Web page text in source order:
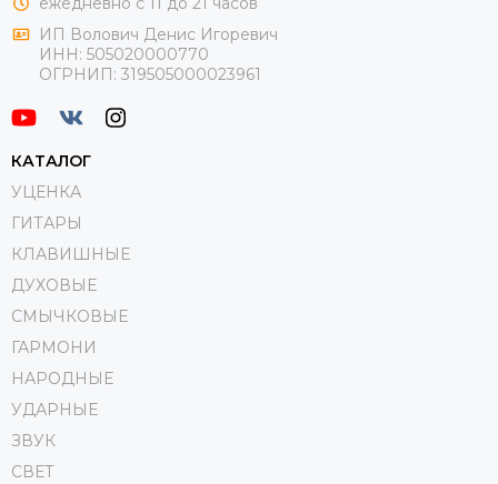
ИП Волович Денис Игоревич
ИНН: 505020000770
ОГРНИП: 319505000023961
КАТАЛОГ
УЦЕНКА
ГИТАРЫ
КЛАВИШНЫЕ
ДУХОВЫЕ
СМЫЧКОВЫЕ
ГАРМОНИ
НАРОДНЫЕ
УДАРНЫЕ
ЗВУК
СВЕТ